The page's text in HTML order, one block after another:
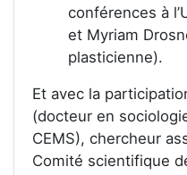
conférences à
et Myriam
plasticienne).
Et avec la
(docteur en
CEMS), chercheur
Comité scientifique